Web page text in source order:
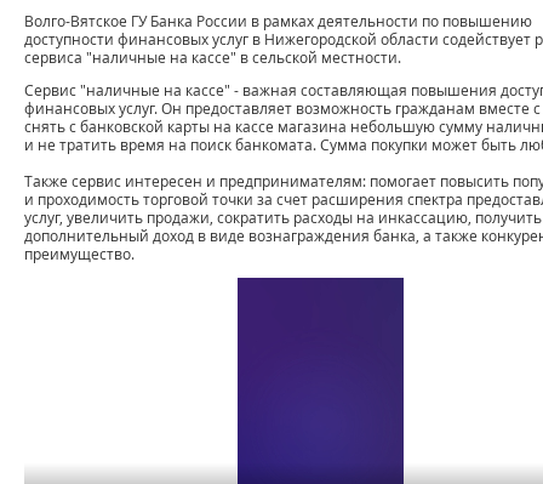
Волго-Вятское ГУ Банка России в рамках деятельности по повышению
доступности финансовых услуг в Нижегородской области содействует
сервиса "наличные на кассе" в сельской местности.
Сервис "наличные на кассе" - важная составляющая повышения
финансовых услуг. Он предоставляет возможность гражданам вместе с
снять с банковской карты на кассе магазина небольшую сумму
и не тратить время на поиск банкомата. Сумма покупки может быть
Также сервис интересен и предпринимателям: помогает повысить
и проходимость торговой точки за счет расширения спектра
услуг, увеличить продажи, сократить расходы на инкассацию, получить
дополнительный доход в виде вознаграждения банка, а также
преимущество.